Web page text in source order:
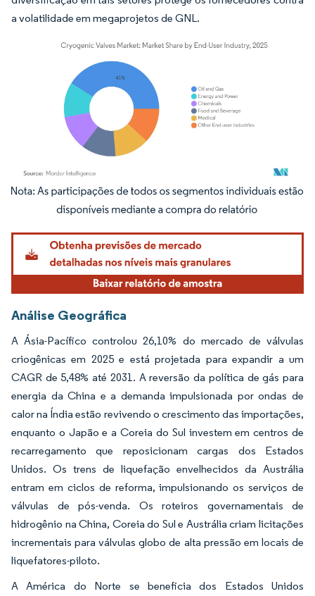
a volatilidade em megaprojetos de GNL.
Imagem © Mordor Intelligence. O reuso requer atribuição conforme CC BY 4.0.
Análise Geográfica
A Ásia-Pacífico controlou 26,10% do mercado de válvulas
criogênicas em 2025 e está projetada para expandir a um
CAGR de 5,48% até 2031. A reversão da política de gás para
energia da China e a demanda impulsionada por ondas de
calor na Índia estão revivendo o crescimento das importações,
enquanto o Japão e a Coreia do Sul investem em centros de
recarregamento que reposicionam cargas dos Estados
Unidos. Os trens de liquefação envelhecidos da Austrália
entram em ciclos de reforma, impulsionando os serviços de
válvulas de pós-venda. Os roteiros governamentais de
hidrogênio na China, Coreia do Sul e Austrália criam licitações
incrementais para válvulas globo de alta pressão em locais de
liquefatores-piloto.
A América do Norte se beneficia dos Estados Unidos